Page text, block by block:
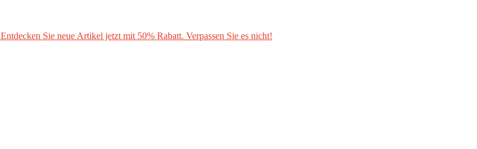
Entdecken Sie neue Artikel jetzt mit 50% Rabatt. Verpassen Sie es nicht!